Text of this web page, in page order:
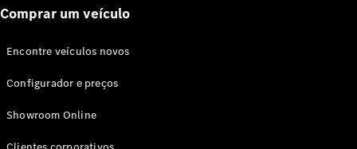
Classe A
Hatchback
Test drive
Comprar um veículo
Encontre veículos novos
Configurador e preços
Showroom Online